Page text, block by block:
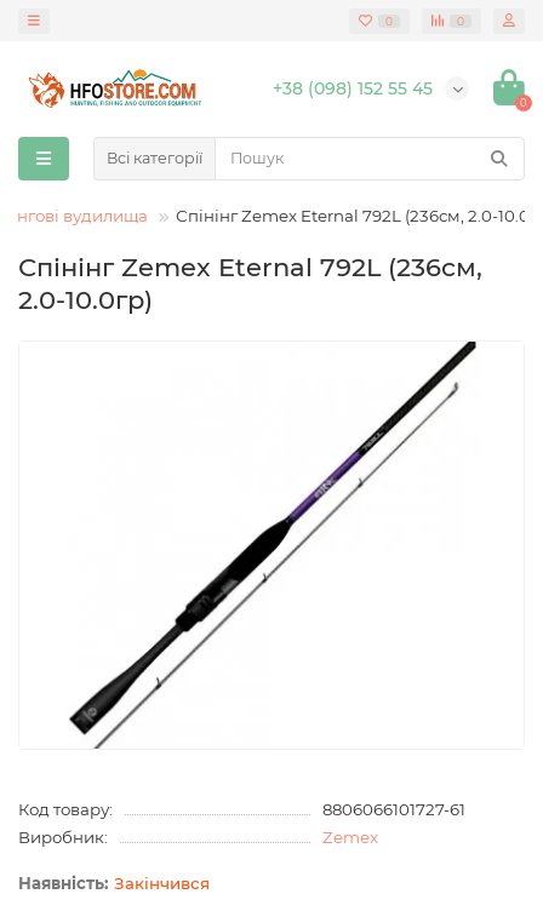
0 0
+38 (098) 152 55 45
0
Всі категорії
вудилища Спінінг Zemex Eternal 792L (236см, 2.0-
Спінінг Zemex Eternal 792L (236см,
2.0-10.0гр)
Код товару:
8806066101727-61
Виробник:
Zemex
Закінчився